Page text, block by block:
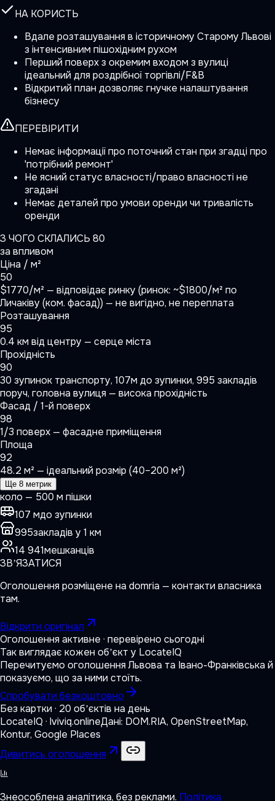
НА КОРИСТЬ
Вдале розташування в історичному Старому Львові
з інтенсивним пішохідним рухом
Перший поверх з окремим входом з вулиці
ідеальний для роздрібної торгівлі/F&B
Відкритий план дозволяє гнучке налаштування
бізнесу
ПЕРЕВІРИТИ
Немає інформації про поточний стан при згадці про
'потрібний ремонт'
Не ясний статус власності/право власності не
згадані
Немає деталей про умови оренди чи тривалість
оренди
З ЧОГО СКЛАЛИСЬ 80
за впливом
Ціна / м²
50
$1770/м² — відповідає ринку (ринок: ~$1800/м² по
Личаківу (ком. фасад)) — не вигідно, не переплата
Розташування
95
0.4 км від центру — серце міста
Прохідність
90
30 зупинок транспорту, 107м до зупинки, 995 закладів
поруч, головна вулиця — висока прохідність
Фасад / 1-й поверх
98
1/3 поверх — фасадне приміщення
Площа
92
48.2 м² — ідеальний розмір (40–200 м²)
Ще 8 метрик
коло — 500 м пішки
107 мдо зупинки
995закладів у 1 км
14 941мешканців
ЗВʼЯЗАТИСЯ
Оголошення розміщене на domria — контакти власника
там.
Відкрити оригінал
Оголошення активне · перевірено сьогодні
Так виглядає кожен обʼєкт у LocateIQ
Перечитуємо оголошення Львова та Івано-Франківська й
показуємо, що за ними стоїть.
Спробувати безкоштовно
Без картки · 20 обʼєктів на день
LocateIQ · lviviq.onlineДані: DOM.RIA, OpenStreetMap,
Kontur, Google Places
Дивитись оголошення
Знеособлена аналітика, без реклами. Політика